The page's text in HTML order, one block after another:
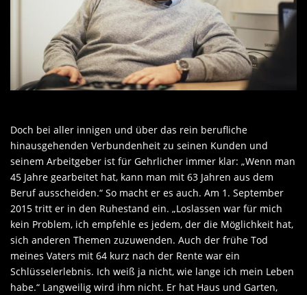
Doch bei aller innigen und über das rein berufliche
hinausgehenden Verbundenheit zu seinen Kunden und
seinem Arbeitgeber ist für Gehrlicher immer klar: „Wenn man
45 Jahre gearbeitet hat, kann man mit 63 Jahren aus dem
Beruf ausscheiden.“ So macht er es auch. Am 1. September
2015 tritt er in den Ruhestand ein. „Loslassen war für mich
kein Problem, ich empfehle es jedem, der die Möglichkeit hat,
sich anderen Themen zuzuwenden. Auch der frühe Tod
meines Vaters mit 64 kurz nach der Rente war ein
Schlüsselerlebnis. Ich weiß ja nicht, wie lange ich mein Leben
habe.“ Langweilig wird ihm nicht. Er hat Haus und Garten,